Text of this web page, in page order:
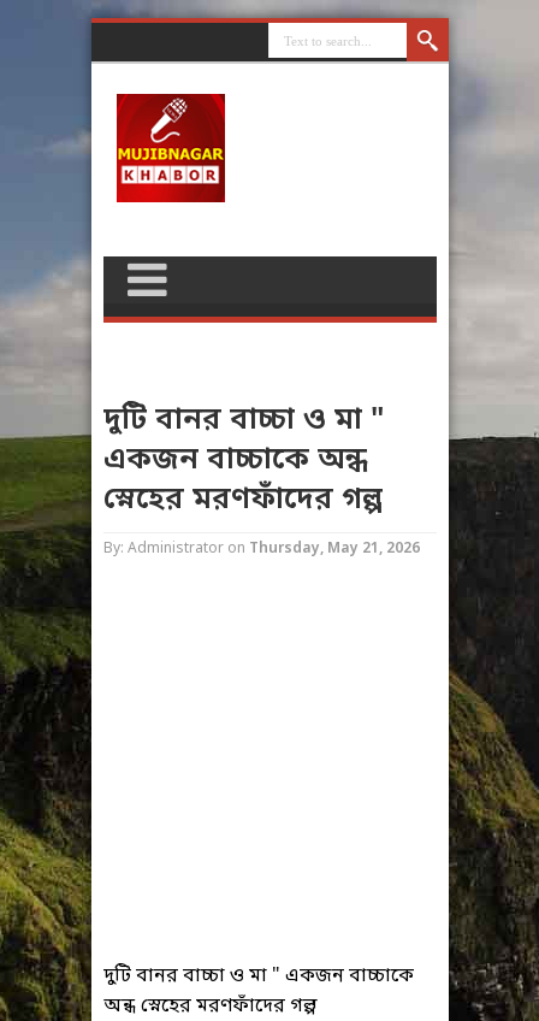
দুটি বানর বাচ্চা ও মা "
একজন বাচ্চাকে অন্ধ
স্নেহের মরণফাঁদের গল্প
By: Administrator on Thursday, May 21, 2026
দুটি বানর বাচ্চা ও মা " একজন বাচ্চাকে
অন্ধ স্নেহের মরণফাঁদের গল্প